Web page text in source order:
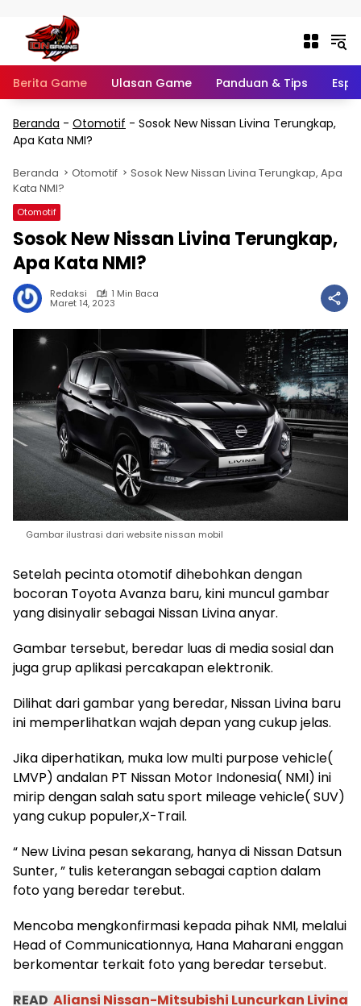
Berita Game Ulasan Game Panduan & Tips
Beranda - Otomotif - Sosok New Nissan Livina Terungkap,
Apa Kata NMI?
Beranda Otomotif
Sosok New Nissan Livina Terungkap, Apa
Kata NMI?
Otomotif
Sosok New Nissan Livina Terungkap,
Apa Kata NMI?
Redaksi 1 Min Baca
Maret 14, 2023
Gambar ilustrasi dari website nissan mobil
Setelah pecinta otomotif dihebohkan dengan
bocoran Toyota Avanza baru, kini muncul gambar
yang disinyalir sebagai Nissan Livina anyar.
Gambar tersebut, beredar luas di media sosial dan
juga grup aplikasi percakapan elektronik.
Dilihat dari gambar yang beredar, Nissan Livina baru
ini memperlihatkan wajah depan yang cukup jelas.
Jika diperhatikan, muka low multi purpose vehicle(
LMVP) andalan PT Nissan Motor Indonesia( NMI) ini
mirip dengan salah satu sport mileage vehicle( SUV)
yang cukup populer,X-Trail.
“ New Livina pesan sekarang, hanya di Nissan Datsun
Sunter, ” tulis keterangan sebagai caption dalam
foto yang beredar terebut.
Mencoba mengkonfirmasi kepada pihak NMI, melalui
Head of Communicationnya, Hana Maharani enggan
berkomentar terkait foto yang beredar tersebut.
READ Aliansi Nissan-Mitsubishi Luncurkan Livina